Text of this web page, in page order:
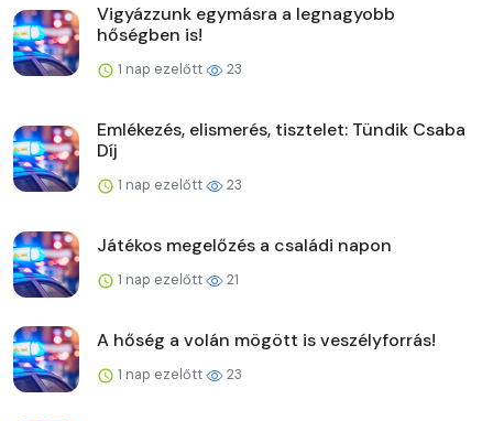
Vigyázzunk egymásra a legnagyobb
hőségben is!
1 nap ezelőtt 23
Emlékezés, elismerés, tisztelet: Tündik Csaba
Díj
1 nap ezelőtt 23
Játékos megelőzés a családi napon
1 nap ezelőtt 21
A hőség a volán mögött is veszélyforrás!
1 nap ezelőtt 23